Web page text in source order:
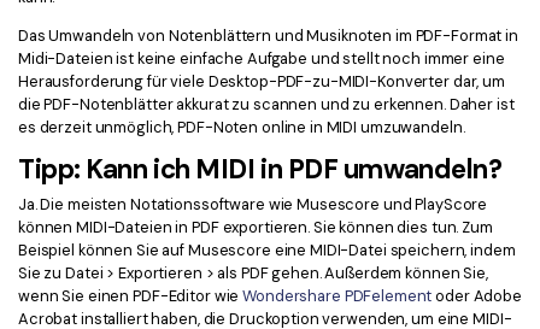
Das Umwandeln von Notenblättern und Musiknoten im PDF-Format in
Midi-Dateien ist keine einfache Aufgabe und stellt noch immer eine
Herausforderung für viele Desktop-PDF-zu-MIDI-Konverter dar, um
die PDF-Notenblätter akkurat zu scannen und zu erkennen. Daher ist
es derzeit unmöglich, PDF-Noten online in MIDI umzuwandeln.
Tipp: Kann ich MIDI in PDF umwandeln?
Ja. Die meisten Notationssoftware wie Musescore und PlayScore
können MIDI-Dateien in PDF exportieren. Sie können dies tun. Zum
Beispiel können Sie auf Musescore eine MIDI-Datei speichern, indem
Sie zu Datei > Exportieren > als PDF gehen. Außerdem können Sie,
wenn Sie einen PDF-Editor wieWondershare PDFelementoder Adobe
Acrobat installiert haben, die Druckoption verwenden, um eine MIDI-